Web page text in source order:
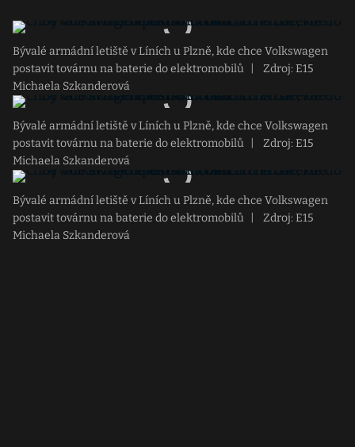
Bývalé armádní letiště v Líních u Plzně, kde chce Volkswagen
postavit továrnu na baterie do elektromobilů
Zdroj: E15
Michaela Szkanderová
Bývalé armádní letiště v Líních u Plzně, kde chce Volkswagen
postavit továrnu na baterie do elektromobilů
Zdroj: E15
Michaela Szkanderová
Bývalé armádní letiště v Líních u Plzně, kde chce Volkswagen
postavit továrnu na baterie do elektromobilů
Zdroj: E15
Michaela Szkanderová